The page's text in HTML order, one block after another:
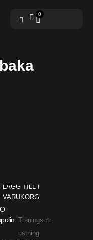
0
LÄGG TILL I
VARUKORG
Träningsutr
ustning